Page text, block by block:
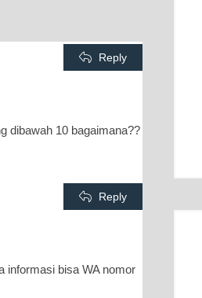
dibawah 10 bagaimana??
Reply
informasi bisa WA nomor
Reply